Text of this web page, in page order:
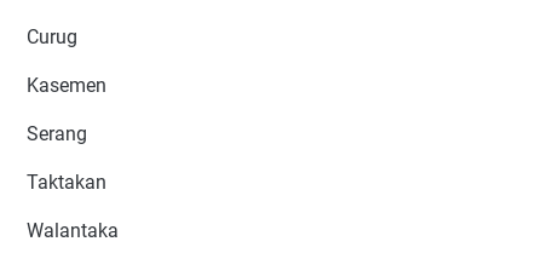
Curug
Kasemen
Serang
Taktakan
Walantaka